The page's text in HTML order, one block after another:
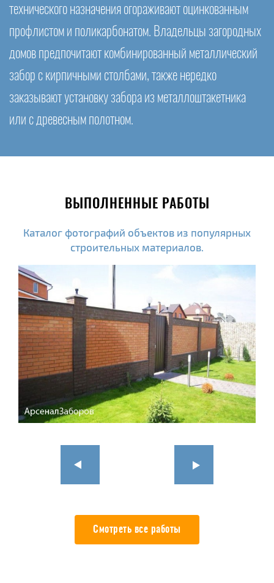
технического назначения огораживают оцинкованным
профлистом и поликарбонатом. Владельцы загородных
домов предпочитают комбинированный металлический
забор с кирпичными столбами, также нередко
заказывают установку забора из металлоштакетника
или с древесным полотном.
ВЫПОЛНЕННЫЕ РАБОТЫ
Каталог фотографий объектов из популярных
строительных материалов.
Смотреть все работы